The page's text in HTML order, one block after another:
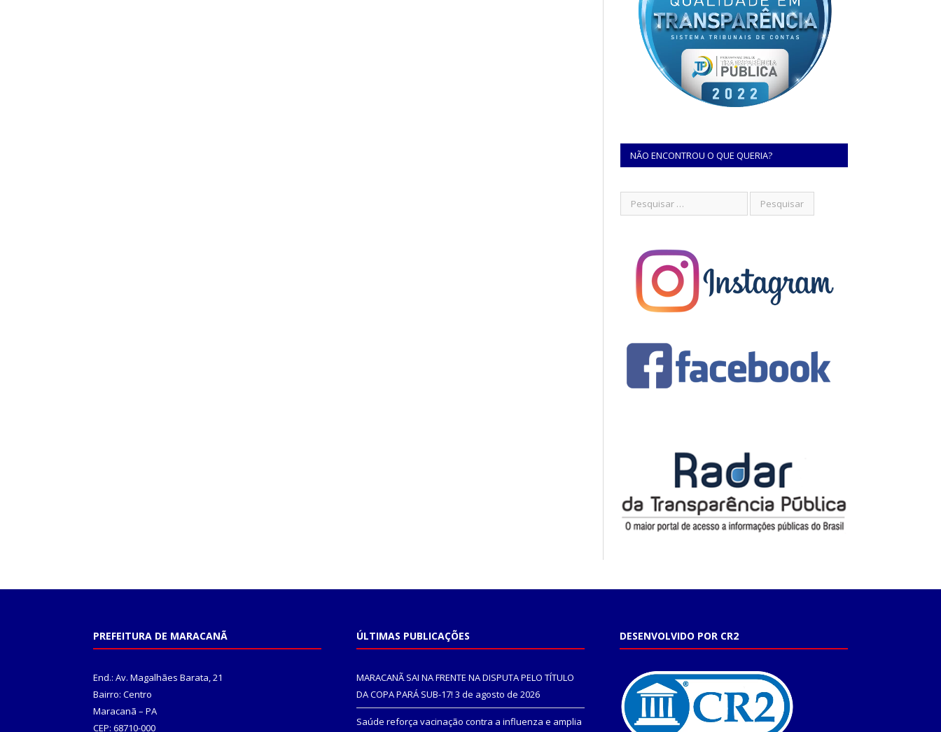
NÃO ENCONTROU O QUE QUERIA?
PREFEITURA DE MARACANÃ
End.: Av. Magalhães Barata, 21
Bairro: Centro
Maracanã – PA
CEP: 68710-000
ÚLTIMAS PUBLICAÇÕES
MARACANÃ SAI NA FRENTE NA DISPUTA PELO TÍTULO
DA COPA PARÁ SUB-17! 3 de agosto de 2026
Saúde reforça vacinação contra a influenza e amplia
DESENVOLVIDO POR CR2